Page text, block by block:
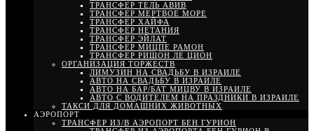
ТРАНСФЕР ТЕЛЬ АВИВ
ТРАНСФЕР МЕРТВОЕ МОРЕ
ТРАНСФЕР ХАЙФА
ТРАНСФЕР НЕТАНИЯ
ТРАНСФЕР ЭЙЛАТ
ТРАНСФЕР МИЦПЕ РАМОН
ТРАНСФЕР РИШОН ЛЕ ЦИОН
ОРГАНИЗАЦИЯ ТОРЖЕСТВ
ЛИМУЗИН НА СВАДЬБУ В ИЗРАИЛЕ
АВТО НА СВАДЬБУ В ИЗРАИЛЕ
АВТО НА БАР/БАТ МИЦВУ В ИЗРАИЛЕ
АВТО С ВОДИТЕЛЕМ НА ПРАЗДНИКИ В ИЗРАИЛЕ
ТАКСИ ДЛЯ ДОМАШНИХ ЖИВОТНЫХ
АЭРОПОРТ
ТРАНСФЕР ИЗ/В АЭРОПОРТ БЕН ГУРИОН